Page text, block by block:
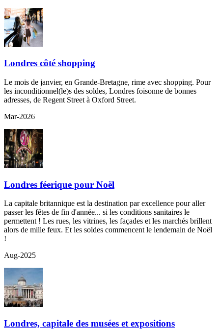
Londres côté shopping
Le mois de janvier, en Grande-Bretagne, rime avec shopping. Pour
les inconditionnel(le)s des soldes, Londres foisonne de bonnes
adresses, de Regent Street à Oxford Street.
Mar-2026
Londres féerique pour Noël
La capitale britannique est la destination par excellence pour aller
passer les fêtes de fin d'année... si les conditions sanitaires le
permettent ! Les rues, les vitrines, les façades et les marchés brillent
alors de mille feux. Et les soldes commencent le lendemain de Noël
!
Aug-2025
Londres, capitale des musées et expositions